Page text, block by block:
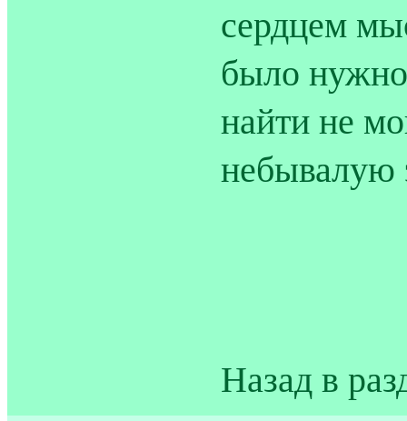
сердцем
было
найти не
небывалую
Назад в